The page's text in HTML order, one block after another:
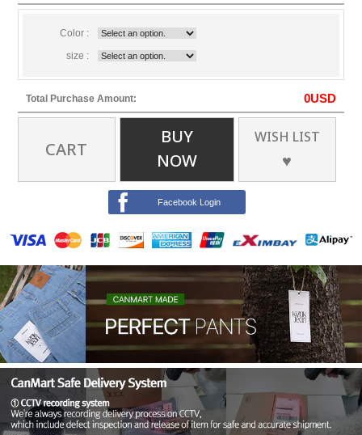
Color :
size :
Total Purchase Amount: 0USD
CART
BUY
NOW
WISH LIST
♥
Facebook Login